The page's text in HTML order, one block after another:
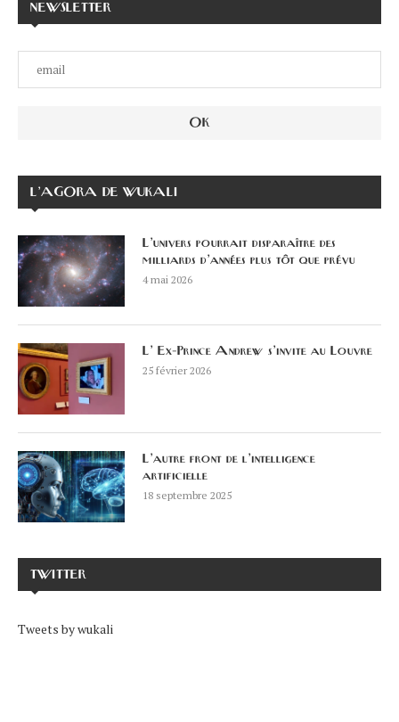
NEWSLETTER
L’AGORA DE WUKALI
L’univers pourrait disparaître des
milliards d’années plus tôt que prévu
4 mai 2026
L’ Ex-Prince Andrew s’invite au Louvre
25 février 2026
L’autre front de l’intelligence
artificielle
18 septembre 2025
TWITTER
Tweets by wukali